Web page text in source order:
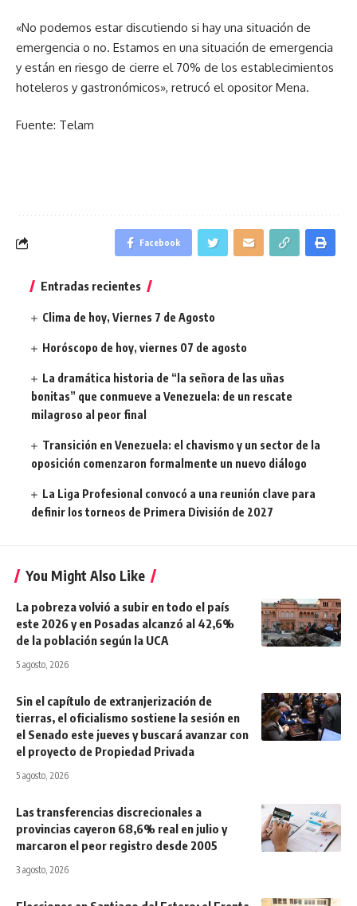
«No podemos estar discutiendo si hay una situación de
emergencia o no. Estamos en una situación de emergencia
y están en riesgo de cierre el 70% de los establecimientos
hoteleros y gastronómicos», retrucó el opositor Mena.
Fuente: Telam
Facebook
Entradas recientes
Clima de hoy, Viernes 7 de Agosto
Horóscopo de hoy, viernes 07 de agosto
La dramática historia de “la señora de las uñas
bonitas” que conmueve a Venezuela: de un rescate
milagroso al peor final
Transición en Venezuela: el chavismo y un sector de la
oposición comenzaron formalmente un nuevo diálogo
La Liga Profesional convocó a una reunión clave para
definir los torneos de Primera División de 2027
You Might Also Like
La pobreza volvió a subir en todo el país
este 2026 y en Posadas alcanzó al 42,6%
de la población según la UCA
5 agosto, 2026
Sin el capítulo de extranjerización de
tierras, el oficialismo sostiene la sesión en
el Senado este jueves y buscará avanzar con
el proyecto de Propiedad Privada
5 agosto, 2026
Las transferencias discrecionales a
provincias cayeron 68,6% real en julio y
marcaron el peor registro desde 2005
3 agosto, 2026